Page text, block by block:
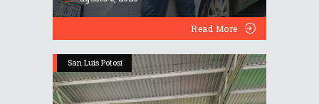
Read More
San Luis Potosí